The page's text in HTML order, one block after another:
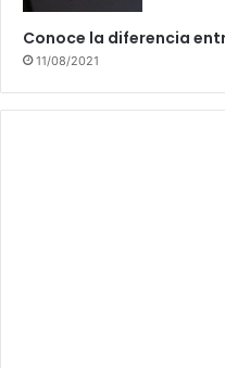
Conoce la diferencia
11/08/2021